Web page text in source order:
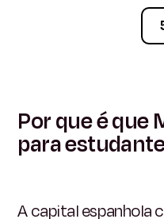
Por que é que
para
A capital espanhola